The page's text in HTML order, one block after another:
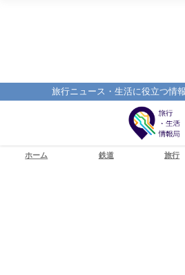
旅行ニュース・生活に役立つ情
ホーム 鉄道 旅行